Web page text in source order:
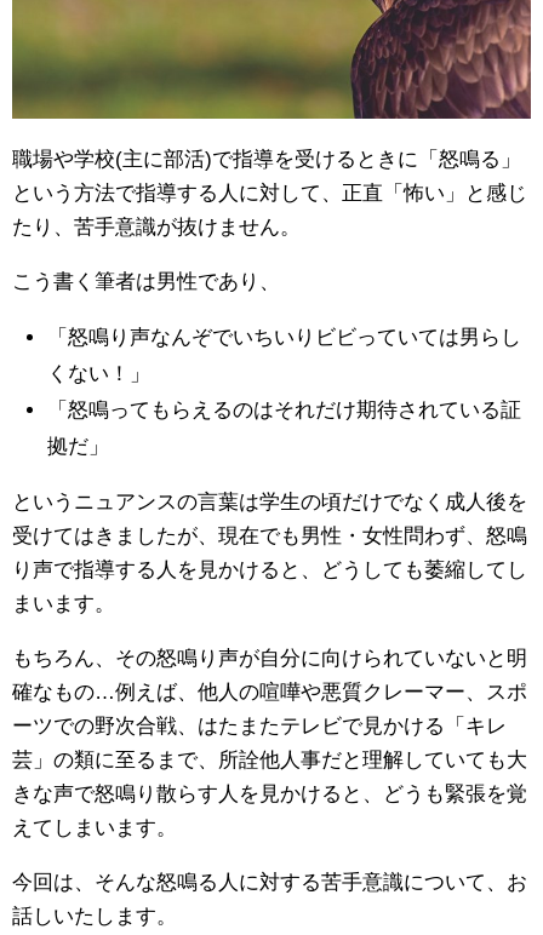
職場や学校(主に部活)で指導を受けるときに「怒鳴る」
という方法で指導する人に対して、正直「怖い」と感じ
たり、苦手意識が抜けません。
こう書く筆者は男性であり、
「怒鳴り声なんぞでいちいりビビっていては男らし
くない！」
「怒鳴ってもらえるのはそれだけ期待されている証
拠だ」
というニュアンスの言葉は学生の頃だけでなく成人後を
受けてはきましたが、現在でも男性・女性問わず、怒鳴
り声で指導する人を見かけると、どうしても萎縮してし
まいます。
もちろん、その怒鳴り声が自分に向けられていないと明
確なもの…例えば、他人の喧嘩や悪質クレーマー、スポ
ーツでの野次合戦、はたまたテレビで見かける「キレ
芸」の類に至るまで、所詮他人事だと理解していても大
きな声で怒鳴り散らす人を見かけると、どうも緊張を覚
えてしまいます。
今回は、そんな怒鳴る人に対する苦手意識について、お
話しいたします。